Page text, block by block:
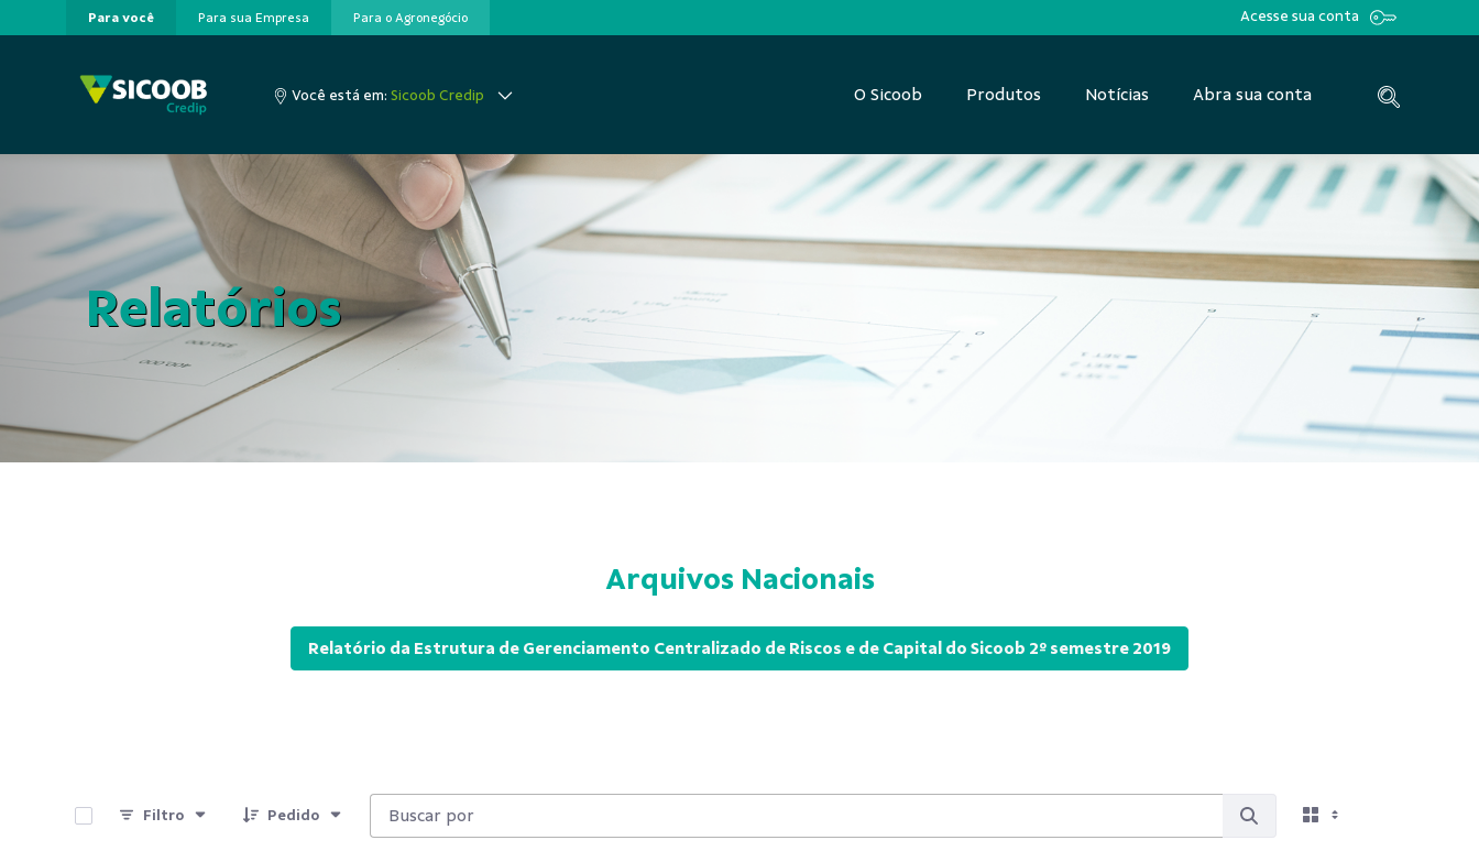
Pular para o Conteúdo principal
Para você Para sua Empresa Para o Agronegócio Acesse sua conta
Você está em: Sicoob Credip O Sicoob Produtos Notícias Abra sua conta
Relatórios
Arquivos Nacionais
Relatório da Estrutura de Gerenciamento Centralizado de Riscos e de Capital do Sicoob 2º semestre 2019
Filtro Pedido